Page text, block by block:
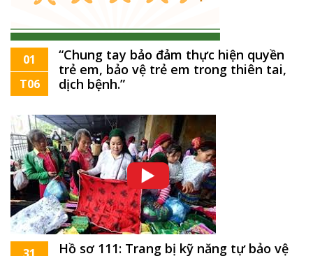
01
T06
“Chung tay bảo đảm thực hiện quyền
trẻ em, bảo vệ trẻ em trong thiên tai,
dịch bệnh.”
Hồ sơ 111: Trang bị kỹ năng tự bảo vệ